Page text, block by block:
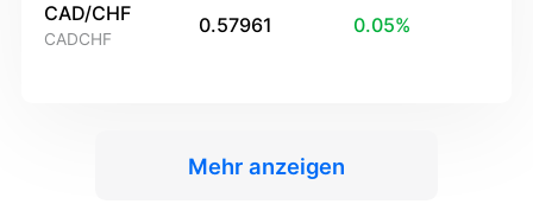
CAD/CHF
CADCHF
0.57961 0.05%
Mehr anzeigen